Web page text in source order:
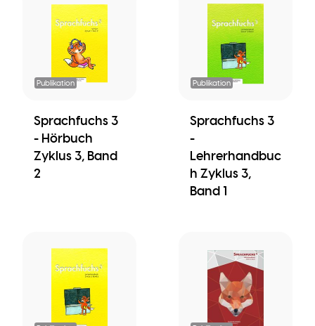
Publikation
Sprachfuchs 3
- Hörbuch
Zyklus 3, Band
2
Publikation
Sprachfuchs 3
-
Lehrerhandbuc
h Zyklus 3,
Band 1